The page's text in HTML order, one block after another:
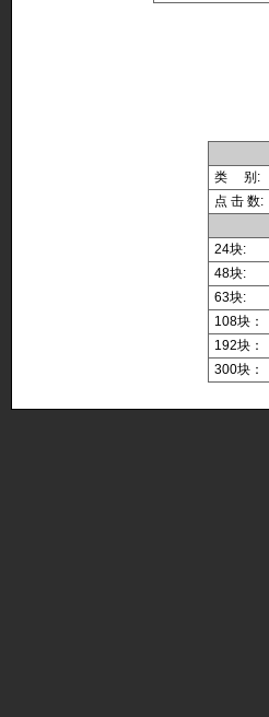
类 别:
点 击 数:
24块:
48块:
63块:
108块：
192块：
300块：